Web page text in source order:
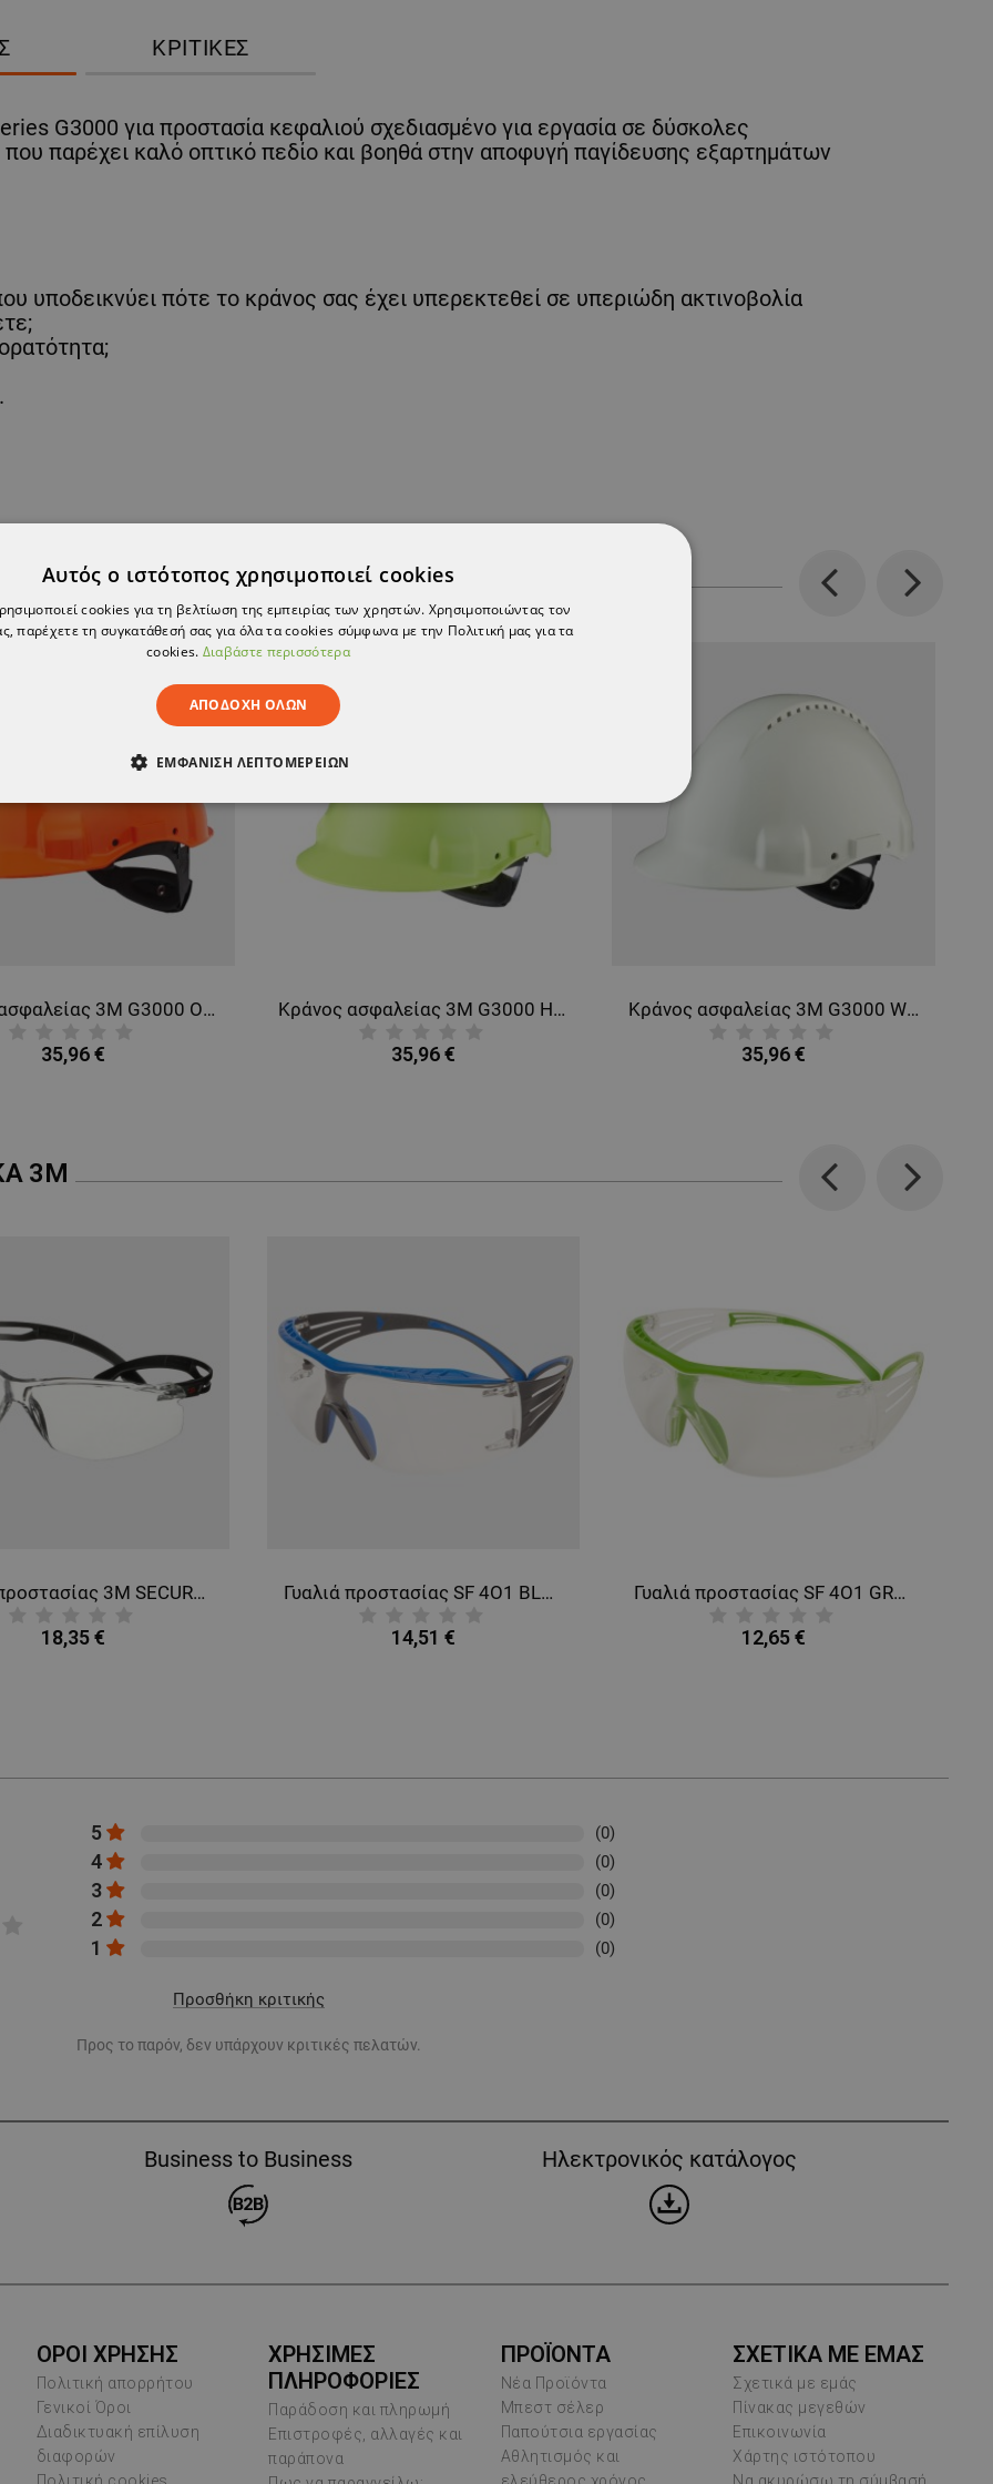
ΚΡΙΤΙΚΈΣ
G3000 για προστασία κεφαλιού σχεδιασμένο για εργασία σε δύσκολες
παρέχει καλό οπτικό πεδίο και βοηθά στην αποφυγή παγίδευσης εξαρτημάτων
υποδεικνύει πότε το κράνος σας έχει υπερεκτεθεί σε υπεριώδη ακτινοβολία
Previous
Κράνος ασφαλείας 3M G3000 ORANGE
35,96 €
Κράνος ασφαλείας 3M G3000 HV YELLOW
35,96 €
Κράνος ασφαλείας 3M G3000 WHITE
35,96 €
Next
3M
Previous
Γυαλιά προστασίας 3M SECUREFIT SF 5О1 BLACK
18,35 €
Γυαλιά προστασίας SF 4О1 BLUE
14,51 €
Γυαλιά προστασίας SF 4О1 GREEN
12,65 €
Next
5 (0)
4 (0)
3 (0)
2 (0)
1 (0)
Προσθήκη κριτικής
Προς το παρόν, δεν υπάρχουν κριτικές πελατών.
Business to Business Ηλεκτρονικός κατάλογος
ΟΡΟΙ ΧΡΗΣΗΣ
Πολιτική απορρήτου
Γενικοί Όροι
Διαδικτυακή επίλυση
διαφορών
ΧΡΗΣΙΜΕΣ
ΠΛΗΡΟΦΟΡΙΕΣ
Παράδοση και πληρωμή
Επιστροφές, αλλαγές και
παράπονα
ΠΡΟΪΌΝΤΑ
Νέα Προϊόντα
Μπεστ σέλερ
Παπούτσια εργασίας
Αθλητισμός και
ΣΧΕΤΙΚΑ ΜΕ ΕΜΑΣ
Σχετικά με εμάς
Πίνακας μεγεθών
Επικοινωνία
Χάρτης ιστότοπου
Αυτός ο ιστότοπος χρησιμοποιεί cookies
cookies για τη βελτίωση της εμπειρίας των χρηστών. Χρησιμοποιώντας τον
παρέχετε τη συγκατάθεσή σας για όλα τα cookies σύμφωνα με την Πολιτική μας για τα
cookies. Διαβάστε περισσότερα
ΑΠΟΔΟΧΉ ΌΛΩΝ
ΕΜΦΆΝΙΣΗ ΛΕΠΤΟΜΕΡΕΙΏΝ
ΣΤΌΧΕΥΣΗΣ ΛΕΙΤΟΥΡΓΙΚΌΤΗΤΑΣ